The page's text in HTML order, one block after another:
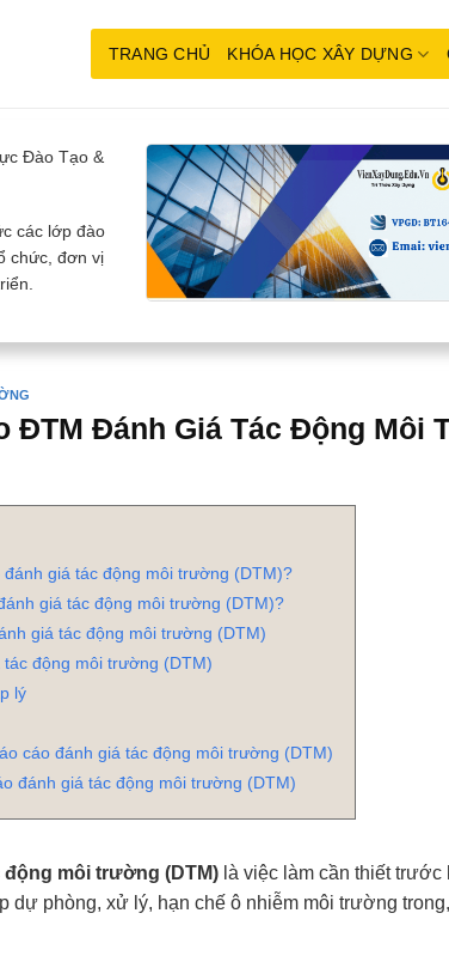
TRANG CHỦ KHÓA HỌC XÂY DỰNG
Đào Tạo &
các lớp đào
chức, đơn vị
ĐTM Đánh Giá Tác Động Môi
giá tác động môi trường (DTM)?
giá tác động môi trường (DTM)?
giá tác động môi trường (DTM)
động môi trường (DTM)
lý
cáo đánh giá tác động môi trường (DTM)
đánh giá tác động môi trường (DTM)
động môi trường (DTM) là việc làm cần thiết
dự phòng, xử lý, hạn chế ô nhiễm môi trường